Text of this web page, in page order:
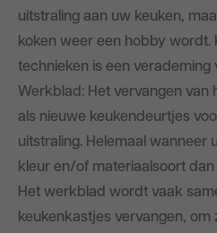
uitstraling aan uw keuken,
koken weer een hobby wordt.
technieken is een verademing
Werkblad: Het vervangen
als nieuwe keukendeurtjes
uitstraling. Helemaal wanneer
kleur en/of materiaalsoort
Het werkblad wordt vaak
keukenkastjes vervangen, om